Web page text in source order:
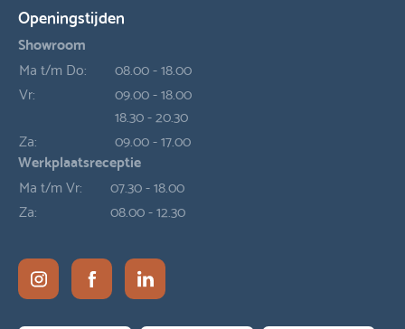
Openingstijden
Showroom
Ma t/m Do:
08.00 - 18.00
Vr:
09.00 - 18.00
18.30 - 20.30
Za:
09.00 - 17.00
Werkplaatsreceptie
Ma t/m Vr:
07.30 - 18.00
Za:
08.00 - 12.30